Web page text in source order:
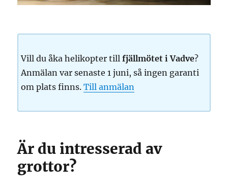
Vill du åka helikopter tillfjällmötet i Vadve?
Anmälan var senaste 1 juni, så ingen garanti
om plats finns.Till anmälan
Är du intresserad av
grottor?